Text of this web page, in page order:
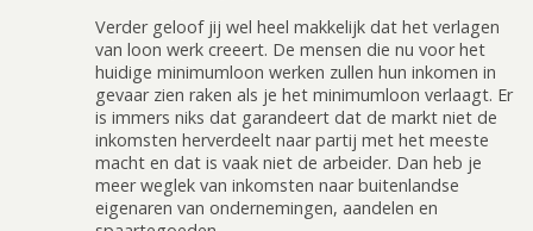
Verder geloof jij wel heel makkelijk dat het verlagen
van loon werk creeert. De mensen die nu voor het
huidige minimumloon werken zullen hun inkomen in
gevaar zien raken als je het minimumloon verlaagt. Er
is immers niks dat garandeert dat de markt niet de
inkomsten herverdeelt naar partij met het meeste
macht en dat is vaak niet de arbeider. Dan heb je
meer weglek van inkomsten naar buitenlandse
eigenaren van ondernemingen, aandelen en